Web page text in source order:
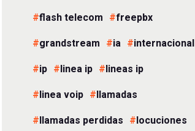
flash telecom
freepbx
grandstream
ia
internacional
ip
linea ip
lineas ip
linea voip
llamadas
llamadas perdidas
locuciones